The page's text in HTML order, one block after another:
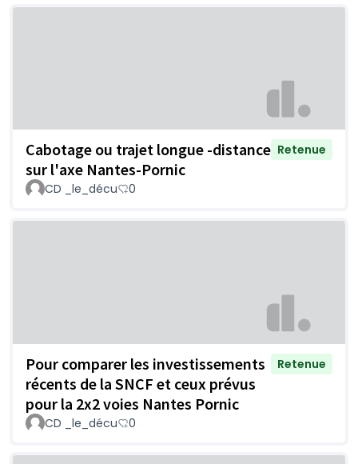
Cabotage ou trajet longue -distance
sur l'axe Nantes-Pornic
Retenue
CD _le_décu 0
Pour comparer les investissements
récents de la SNCF et ceux prévus
pour la 2x2 voies Nantes Pornic
Retenue
CD _le_décu 0